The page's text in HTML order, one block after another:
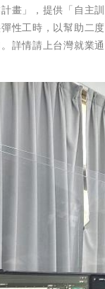
畫」，提供「自主
性工時，以幫助二
。詳情請上台灣就